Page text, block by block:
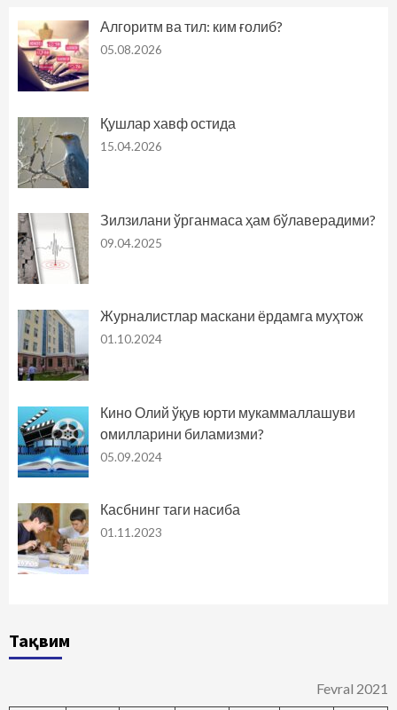
Алгоритм ва тил: ким ғолиб?
05.08.2026
Қушлар хавф остида
15.04.2026
Зилзилани ўрганмаса ҳам бўлаверадими?
09.04.2025
Журналистлар маскани ёрдамга муҳтож
01.10.2024
Кино Олий ўқув юрти мукаммаллашуви
омилларини биламизми?
05.09.2024
Касбнинг таги насиба
01.11.2023
Тақвим
Fevral 2021